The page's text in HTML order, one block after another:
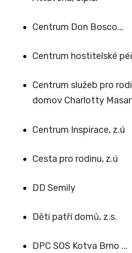
Centrum Don Bosco...
Centrum hostitelské
Centrum služeb pro
domov Charlotty
Centrum Inspirace, z.ú
Cesta pro rodinu, z.ú
DD Semily
Děti patří domů, z.s.
DPC SOS Kotva Brno ...